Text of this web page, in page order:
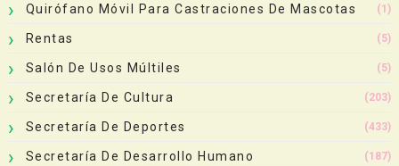
Quirófano Móvil Para Castraciones De Mascotas (1)
Rentas (5)
Salón De Usos Múltiles (5)
Secretaría De Cultura (203)
Secretaría De Deportes (433)
Secretaría De Desarrollo Humano (187)